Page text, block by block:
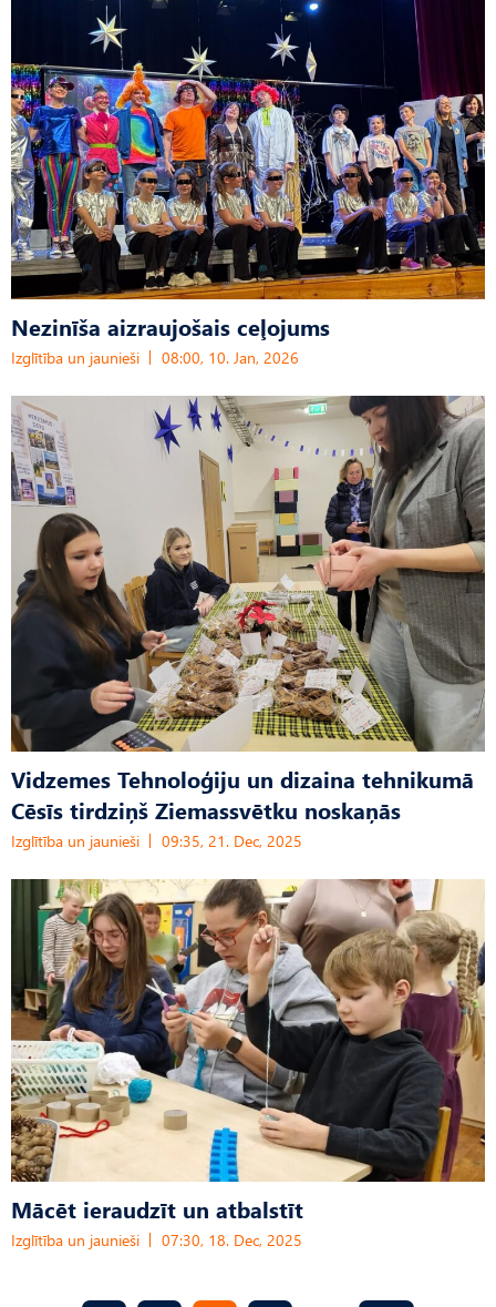
Nezinīša aizraujošais ceļojums
Izglītība un jaunieši 08:00, 10. Jan, 2026
Vidzemes Tehnoloģiju un dizaina tehnikumā
Cēsīs tirdziņš Ziemassvētku noskaņās
Izglītība un jaunieši 09:35, 21. Dec, 2025
Mācēt ieraudzīt un atbalstīt
Izglītība un jaunieši 07:30, 18. Dec, 2025